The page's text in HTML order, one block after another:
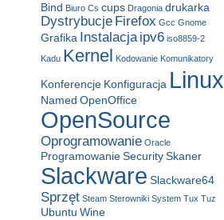
Bind Biuro Cs cups Dragonia drukarka
Dystrybucje Firefox Gcc Gnome
Grafika Instalacja ipv6 iso8859-2
Kadu Kernel Kodowanie Komunikatory
Konferencje Konfiguracja Linux
Named OpenOffice
OpenSource
Oprogramowanie Oracle
ProgramowanieSecuritySkaner
Slackware Slackware64
Sprzęt Steam Sterowniki System Tux Tuz
Ubuntu Wine